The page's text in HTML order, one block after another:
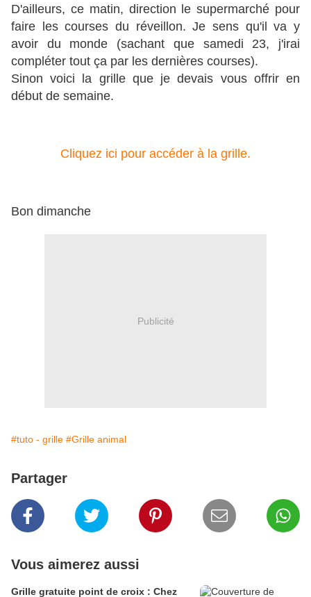
D'ailleurs, ce matin, direction le supermarché pour
faire les courses du réveillon. Je sens qu'il va y
avoir du monde (sachant que samedi 23, j'irai
compléter tout ça par les dernières courses).
Sinon voici la grille que je devais vous offrir en
début de semaine.
Cliquez ici pour accéder à la grille.
Bon dimanche
Publicité
#tuto - grille #Grille animal
Partager
Vous aimerez aussi
Grille gratuite point de croix : Chez